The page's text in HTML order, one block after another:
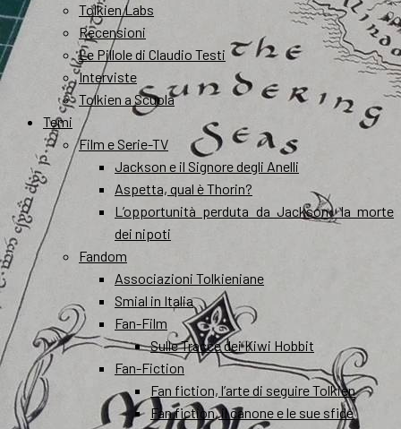
Tolkien Labs
Recensioni
Le Pillole di Claudio Testi
Interviste
Tolkien a Scuola
Temi
Film e Serie-TV
Jackson e il Signore degli Anelli
Aspetta, qual è Thorin?
L’opportunità perduta da Jackson: la morte
dei nipoti
Fandom
Associazioni Tolkieniane
Smial in Italia
Fan-Film
Sulle Tracce dei Kiwi Hobbit
Fan-Fiction
Fan fiction, l’arte di seguire Tolkien
Fan fiction, il canone e le sue sfide